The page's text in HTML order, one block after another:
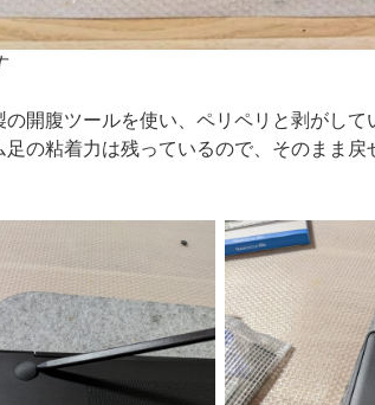
開腹ツールを使い、ペリペリと剥がして
足の粘着力は残っているので、そのまま戻